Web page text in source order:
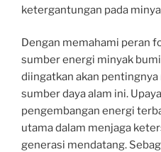
ketergantungan pada
Dengan memahami peran
sumber energi minyak
diingatkan akan
sumber daya alam ini.
pengembangan energi
utama dalam menjaga
generasi mendatang.